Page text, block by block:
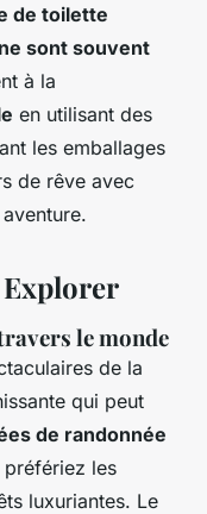
de toilette
sont souvent
à la
en utilisant des
les emballages
de rêve avec
le monde
de la
qui peut
de randonnée
les
luxuriantes. Le